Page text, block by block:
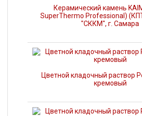
Керамический камень
SuperThermo Professional)
"СККМ", г. Самара
Цветной кладочный раствор
кремовый